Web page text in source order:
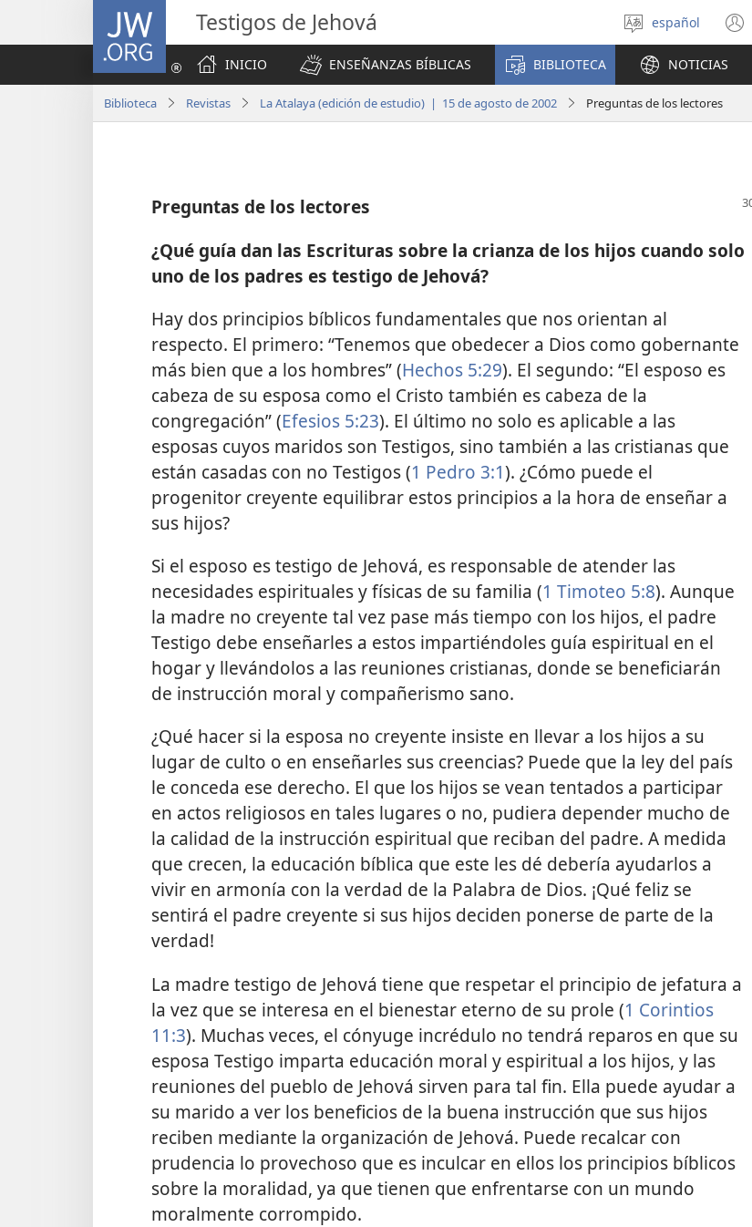
JW.ORG Testigos de Jehová
Seleccionar
idioma
español
INICIO
ENSEÑANZAS BÍBLICAS BIBLIOTECA NOTICIAS
Biblioteca Revistas La Atalaya (edición de estudio) | 15 de agosto de 2002 Preguntas de los lectores
Preguntas de los lectores
¿Qué guía dan las Escrituras sobre la crianza de los hijos cuando solo
uno de los padres es testigo de Jehová?
Hay dos principios bíblicos fundamentales que nos orientan al
respecto. El primero: “Tenemos que obedecer a Dios como gobernante
más bien que a los hombres” (Hechos 5:29). El segundo: “El esposo es
cabeza de su esposa como el Cristo también es cabeza de la
congregación” (Efesios 5:23). El último no solo es aplicable a las
esposas cuyos maridos son Testigos, sino también a las cristianas que
están casadas con no Testigos (1 Pedro 3:1). ¿Cómo puede el
progenitor creyente equilibrar estos principios a la hora de enseñar a
sus hijos?
Si el esposo es testigo de Jehová, es responsable de atender las
necesidades espirituales y físicas de su familia (1 Timoteo 5:8). Aunque
la madre no creyente tal vez pase más tiempo con los hijos, el padre
Testigo debe enseñarles a estos impartiéndoles guía espiritual en el
hogar y llevándolos a las reuniones cristianas, donde se beneficiarán
de instrucción moral y compañerismo sano.
¿Qué hacer si la esposa no creyente insiste en llevar a los hijos a su
lugar de culto o en enseñarles sus creencias? Puede que la ley del país
le conceda ese derecho. El que los hijos se vean tentados a participar
en actos religiosos en tales lugares o no, pudiera depender mucho de
la calidad de la instrucción espiritual que reciban del padre. A medida
que crecen, la educación bíblica que este les dé debería ayudarlos a
vivir en armonía con la verdad de la Palabra de Dios. ¡Qué feliz se
sentirá el padre creyente si sus hijos deciden ponerse de parte de la
verdad!
La madre testigo de Jehová tiene que respetar el principio de jefatura a
la vez que se interesa en el bienestar eterno de su prole (1 Corintios
11:3). Muchas veces, el cónyuge incrédulo no tendrá reparos en que su
esposa Testigo imparta educación moral y espiritual a los hijos, y las
reuniones del pueblo de Jehová sirven para tal fin. Ella puede ayudar a
su marido a ver los beneficios de la buena instrucción que sus hijos
reciben mediante la organización de Jehová. Puede recalcar con
prudencia lo provechoso que es inculcar en ellos los principios bíblicos
sobre la moralidad, ya que tienen que enfrentarse con un mundo
moralmente corrompido.